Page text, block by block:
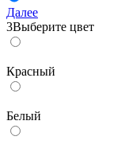
Далее
3Выберите цвет
Красный
Белый